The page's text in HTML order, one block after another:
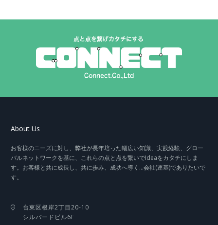
About Us
お客様のニーズに対し、弊社が長年培った幅広い知識、実践経験、グロー
バルネットワークを基に、これらの点と点を繋いでIdeaをカタチにしま
す。お客様と共に成長し、共に歩み、成功へ導く…会社(連基)でありたいで
す。
台東区根岸2丁目20-10
シルバードビル6F